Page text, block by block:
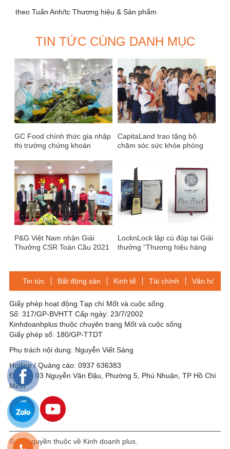
theo Tuấn Anh/tc Thương hiệu & Sản phẩm
TIN TỨC CÙNG DANH MỤC
GC Food chính thức gia nhập
thị trường chứng khoán
CapitaLand trao tặng bộ
chăm sóc sức khỏe phòng
trường CapitaLand Hope tại
Việt Nam
P&G Việt Nam nhận Giải
Thưởng CSR Toàn Cầu 2021
LocknLock lập cú đúp tại Giải
thưởng “Thương hiệu hàng
Tin tức Bất động sản Kinh tế Tài chính Văn hóa-
Giấy phép hoạt động Tạp chí Mốt và cuộc sống
Số: 317/GP-BVHTT Cấp ngày: 23/7/2002
Kinhdoanhplus thuộc chuyên trang Mốt và cuộc sống
Giấy phép số: 180/GP-TTDT
Phụ trách nội dung: Nguyễn Viết Sáng
Hotline / Quảng cáo: 0937 636383
Địa chỉ: 03 Nguyễn Văn Đậu, Phường 5, Phú Nhuận, TP Hồ Chí
Minh
© Bản quyền thuộc về Kinh doanh plus.